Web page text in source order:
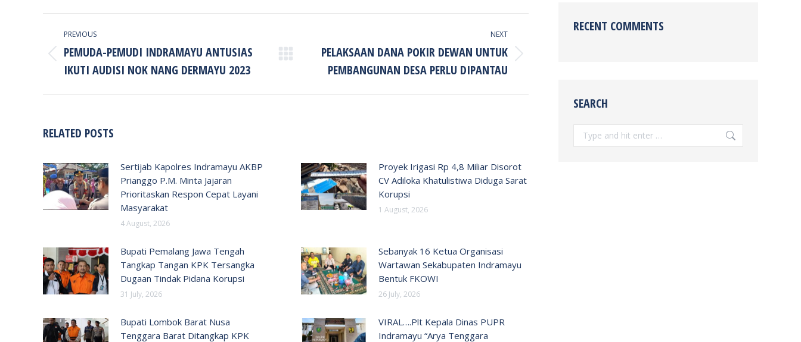
NAVIGATION
PREVIOUS
Previous
post:
PEMUDA-PEMUDI INDRAMAYU ANTUSIAS
IKUTI AUDISI NOK NANG DERMAYU 2023
NEXT
Next
post:
PELAKSAAN DANA POKIR DEWAN UNTUK
PEMBANGUNAN DESA PERLU DIPANTAU
RELATED POSTS
Sertijab Kapolres Indramayu AKBP
Prianggo P.M. Minta Jajaran
Prioritaskan Respon Cepat Layani
Masyarakat
4 August, 2026
Proyek Irigasi Rp 4,8 Miliar Disorot
CV Adiloka Khatulistiwa Diduga Sarat
Korupsi
1 August, 2026
Bupati Pemalang Jawa Tengah
Tangkap Tangan KPK Tersangka
Dugaan Tindak Pidana Korupsi
31 July, 2026
Sebanyak 16 Ketua Organisasi
Wartawan Sekabupaten Indramayu
Bentuk FKOWI
26 July, 2026
Bupati Lombok Barat Nusa
Tenggara Barat Ditangkap KPK
VIRAL….Plt Kepala Dinas PUPR
Indramayu “Arya Tenggara
RECENT COMMENTS
SEARCH
Search: